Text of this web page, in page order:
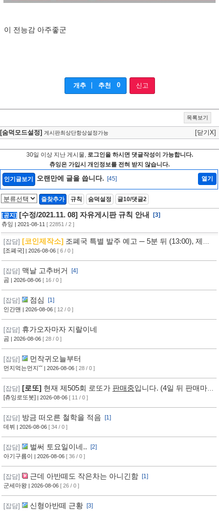
이 전능감 아주좋군
개추 추천 0 신고
목록보기
[숨덕모드설정] 게시판최상단항상설정가능 [닫기X]
30일 이상 지난 게시물, 로그인을 하시면 댓글작성이 가능합니다.
츄잉은 가입시 개인정보를 전혀 받지 않습니다.
인기글보기 오랜만에 글을 씁니다. [45] 열기
즐찾추가 규칙 숨덕설정 글10/댓글2
[공지] [수정/2021.11. 08] 자유게시판 규칙 안내
[3]
츄잉 | 2021-08-11 [ 22851 / 2 ]
[잡담] [코인제작소] 조폐국 특별 발주 예고 ─ 5분 뒤 (13:00), 제작
자 여러분의 힘이 필요합니다! ─ [참여하기]
[조폐국] | 2026-08-06 [ 6 / 0 ]
[잡담] 맥날 고추버거
[4]
곰 | 2026-08-06 [ 16 / 0 ]
[잡담] 점심
[1]
인간맨 | 2026-08-06 [ 12 / 0 ]
[잡담] 휴가오자마자 지랄이네
곰 | 2026-08-06 [ 28 / 0 ]
[잡담] 먼작귀오늘부터
먼지먹는먼지˘˘ | 2026-08-06 [ 28 / 0 ]
[잡담] [로또] 현재 제505회 로또가 판매중입니다. (4일 뒤 판매마
감, 추첨) ㅡ [바로가기]
[츄잉로또봇] | 2026-08-06 [ 11 / 0 ]
[잡담] 방금 떠오른 철학을 적음
[1]
데뷔 | 2026-08-06 [ 34 / 0 ]
[잡담] 벌써 토요일이네..
[2]
아기구름이
| 2026-08-06 [ 36 / 0 ]
[잡담] 근데 아반떼도 작은차는 아니긴함
[1]
군세마왕 | 2026-08-06 [ 26 / 0 ]
[잡담] 신형아반떼 근황
[3]